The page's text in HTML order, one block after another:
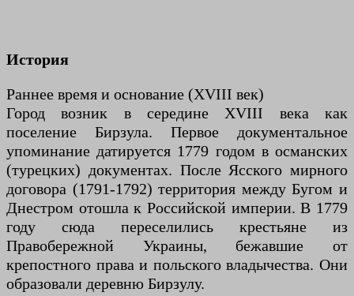
История
Раннее время и основание (XVIII век)
Город возник в середине XVIII века как
поселение Бирзула. Первое документальное
упоминание датируется 1779 годом в османских
(турецких) документах. После Ясского мирного
договора (1791-1792) территория между Бугом и
Днестром отошла к Российской империи. В 1779
году сюда переселились крестьяне из
Правобережной Украины, бежавшие от
крепостного права и польского владычества. Они
образовали деревню Бирзулу.